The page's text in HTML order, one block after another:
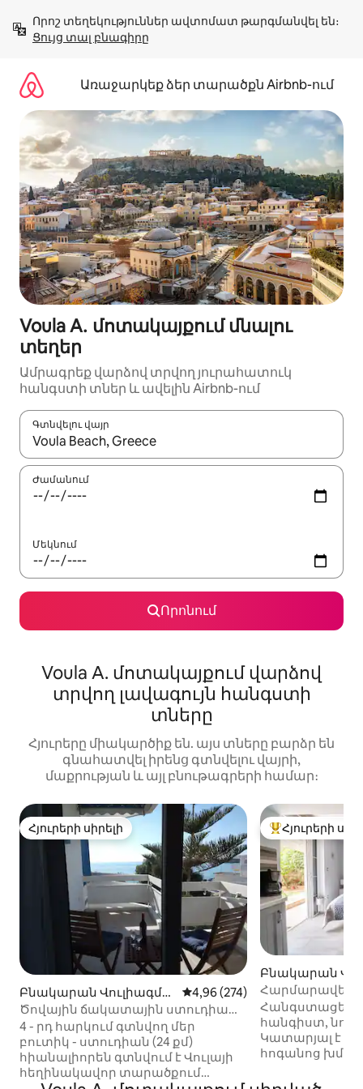
բովանդակությանը
Ցույց տալ բնագիրը
Առաջարկեք ձեր տարածքն Airbnb-ում
Voula A․ մոտակայքում մնալու
տեղեր
Ամրագրեք վարձով տրվող յուրահատուկ
հանգստի տներ և ավելին Airbnb-ում
Գտնվելու վայր
Երբ արդյունքները հասանելի լինեն, սլաքների
Ժամանում
Մեկնում
Որոնում
Voula A. մոտակայքում վարձով
տրվող լավագույն հանգստի
տները
Հյուրերը միակարծիք են. այս տները բարձր են
գնահատվել իրենց գտնվելու վայրի,
մաքրության և այլ բնութագրերի համար։
Հյուրերի սիրելի
Հյուրերի սիրելի
Բնակարան Վուլիագմե
նի-ում
Միջին վարկանիշը՝ 5-ից
4,96 (274)
Ծովային ճակատային ստուդիա
Աթենական Ռիվիերայում: (Վուլա)
4 - րդ հարկում գտնվող մեր
բուտիկ - ստուդիան (24 քմ)
հիանալիորեն գտնվում է Վուլայի
հեղինակավոր տարածքում
Հյուրերի
Հյուրերի
Բնակարան
ի-ում
Հարմարավետ
դեպի Վուլա
Հանգստացեք և
հանգիստ,
Կատարյալ է
հոգանոց
լրացուցիչ